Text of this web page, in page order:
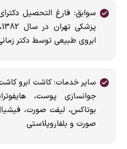
سوابق: فارغ التحصیل
ابروی طبیعی توسط دکتر
سایر خدمات: کاشت ابرو
جوانسازی پوست،
بوتاکس، لیفت صورت،
صورت و بلفاروپلاستی